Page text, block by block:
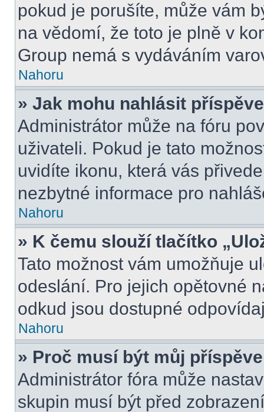
pokud je porušíte, může vám
na vědomí, že toto je plně v
Group nemá s vydáváním
Nahoru
» Jak mohu nahlásit
Administrátor může na fóru
uživateli. Pokud je tato
uvidíte ikonu, která vás
nezbytné informace pro
Nahoru
» K čemu slouží tlačítko
Tato možnost vám umožňuje
odeslání. Pro jejich opětovné
odkud jsou dostupné
Nahoru
» Proč musí být můj
Administrátor fóra může
skupin musí být před